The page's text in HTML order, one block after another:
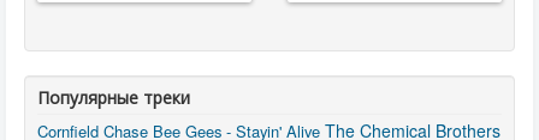
Популярные треки
Cornfield Chase Bee Gees - Stayin' Alive The Chemical Brothers